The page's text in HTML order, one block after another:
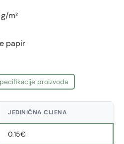
m²
papir
proizvoda
JEDINIČNA CIJENA
0.15€